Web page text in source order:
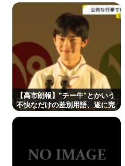
「感覚が分からない
コメントに疑問の声…
も結婚生活は4年半で
高橋名人が左手のバネ
👴"テレビ大好き"高齢
た…10代後半～20代の
"テレビ大好き"高齢者
“テレビ大好き”高齢者
【高市朗報】"チー牛"とかいう
不快なだけの差別用語、遂に完